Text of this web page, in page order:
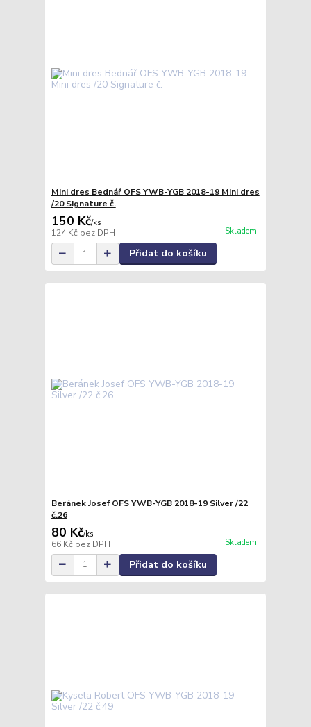
Mini dres Bednář OFS YWB-YGB 2018-19 Mini dres
/20 Signature č.
150 Kč/ks
124 Kč bez DPH Skladem
Přidat do košíku
Beránek Josef OFS YWB-YGB 2018-19 Silver /22
č.26
80 Kč/ks
66 Kč bez DPH Skladem
Přidat do košíku